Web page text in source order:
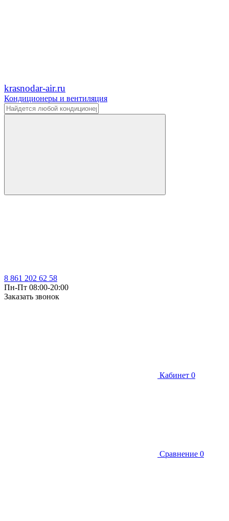
krasnodar-air.ru
Кондиционеры и вентиляция
8 861 202 62 58
Пн-Пт 08:00-20:00
Заказать звонок
Кабинет 0
Сравнение 0